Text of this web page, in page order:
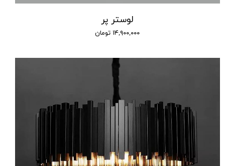
لوستر پر
۱۴,۹۰۰,۰۰۰ تومان